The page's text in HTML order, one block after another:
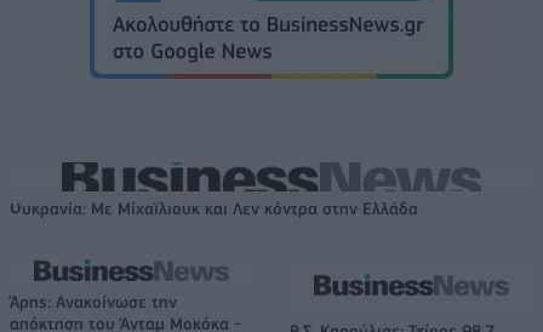
Ουκρανία: Με Μίχαϊλιουκ και Λεν κόντρα στην Ελλάδα
Άρης: Ανακοίνωσε την
απόκτηση του Άνταμ Μοκόκα -